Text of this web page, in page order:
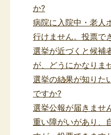
か?
病院に入院中・老人
行けません。投票で
選挙が近づくと候補
が、どうにかなりま
選挙の結果が知りた
ですか?
選挙公報が届きませ
重い障がいがあり、